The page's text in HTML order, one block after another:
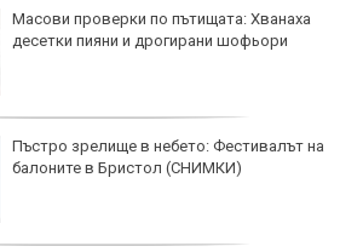
Масови проверки по пътищата: Хванаха
десетки пияни и дрогирани шофьори
Пъстро зрелище в небето: Фестивалът на
балоните в Бристол (СНИМКИ)